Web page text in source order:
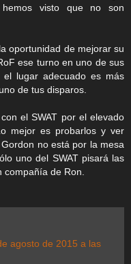
visto que no son
oportunidad de mejorar su
ese turno en uno de sus
el lugar adecuado es más
de tus disparos.
el SWAT por el elevado
mejor es probarlos y ver
no está por la mesa
uno del SWAT pisará las
de Ron.
agosto de 2015 a las